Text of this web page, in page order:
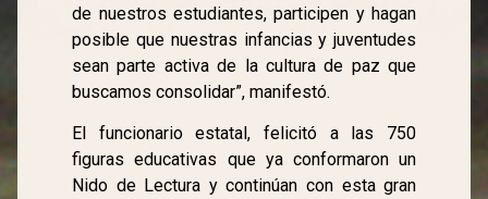
de nuestros estudiantes, participen y hagan
posible que nuestras infancias y juventudes
sean parte activa de la cultura de paz que
buscamos consolidar”, manifestó.
El funcionario estatal, felicitó a las 750
figuras educativas que ya conformaron un
Nido de Lectura y continúan con esta gran